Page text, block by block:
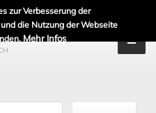
zur Verbesserung der
die Nutzung der Webseite
Mehr Infos